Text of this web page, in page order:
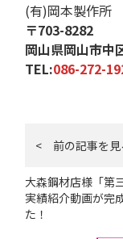
(有)岡本製作所
〒703-8282
岡山県岡山市中
TEL:086-272-
< 前の記事を見
大森鋼材店様「第
実績紹介動画が完
た！